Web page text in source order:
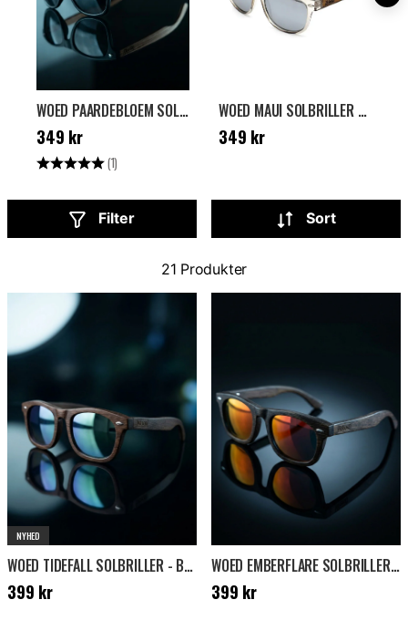
WOED PAARDEBLOEM SOLBRILLER - SORT
Pris: 349 kr
349 kr
Vurdering: (1)
WOED MAUI SOLBRILLER - BRUN
Pris: 349 kr
349 kr
Filter Sort
21 Produkter
NYHED
WOED TIDEFALL SOLBRILLER - BRUN
Pris: 399 kr
399 kr
WOED EMBERFLARE SOLBRILLER - BRUN
Pris: 399 kr
399 kr